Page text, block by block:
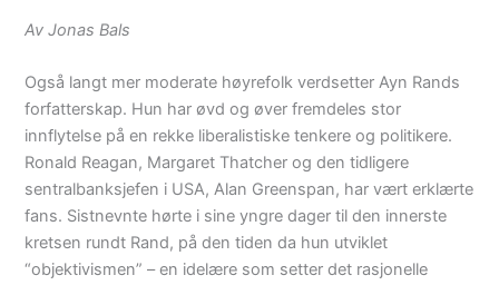
Av Jonas Bals
Også langt mer moderate høyrefolk verdsetter Ayn Rands
forfatterskap. Hun har øvd og øver fremdeles stor
innflytelse på en rekke liberalistiske tenkere og politikere.
Ronald Reagan, Margaret Thatcher og den tidligere
sentralbanksjefen i USA, Alan Greenspan, har vært erklærte
fans. Sistnevnte hørte i sine yngre dager til den innerste
kretsen rundt Rand, på den tiden da hun utviklet
“objektivismen” – en idelære som setter det rasjonelle